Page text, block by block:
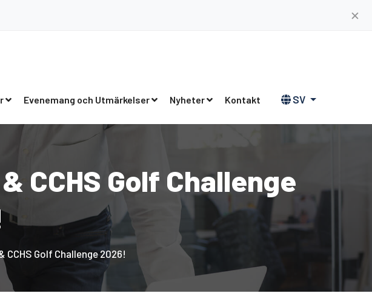
✕
Evenemang och Utmärkelser Nyheter Kontakt SV
CCHS Golf Challenge
CCHS Golf Challenge 2026!